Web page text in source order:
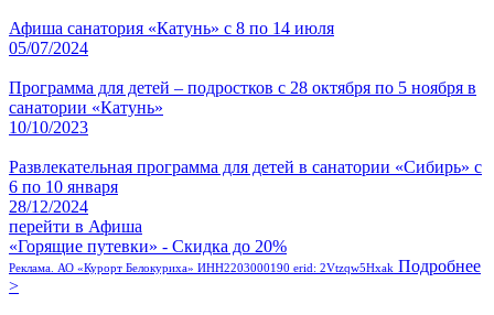
Афиша санатория «Катунь» с 8 по 14 июля
05/07/2024
Программа для детей – подростков с 28 октября по 5 ноября в
санатории «Катунь»
10/10/2023
Развлекательная программа для детей в санатории «Сибирь» с
6 по 10 января
28/12/2024
перейти в Афиша
«Горящие путевки» - Скидка до 20%
Реклама. АО «Курорт Белокуриха» ИНН2203000190 erid: 2Vtzqw5Hxak Подробнее
>